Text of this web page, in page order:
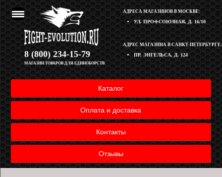
АДРЕСА МАГАЗИНОВ В МОСКВЕ:
УЛ. ПРОФСОЮЗНАЯ, Д. 16/10
АДРЕС МАГАЗИНА В САНКТ-ПЕТЕРБУРГЕ:
ПР. ЭНГЕЛЬСА, Д. 124
8 (800) 234-15-79
МАГАЗИН ТОВАРОВ ДЛЯ ЕДИНОБОРСТВ
Каталог
Оплата и доставка
Контакты
Отзывы
Перейти
к
навигации
Перейти
к
содержимому
Корзина
Полезная информация
Оплата и доставка товара